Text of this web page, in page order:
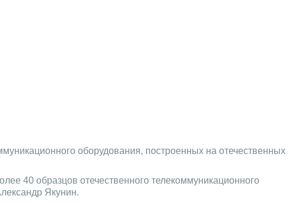
оборудования, построенных на отечественных
40 образцов отечественного телекоммуникационного
Якунин.